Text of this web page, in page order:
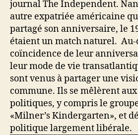
journal The Independent.
autre expatriée américaine
partagé son anniversaire, le
étaient un match naturel. Au-
coïncidence de leur
leur mode de vie
sont venus à partager une
commune. Ils se mêlèrent
politiques, y compris le
«Milner’s Kindergarten», et
politique largement libérale.